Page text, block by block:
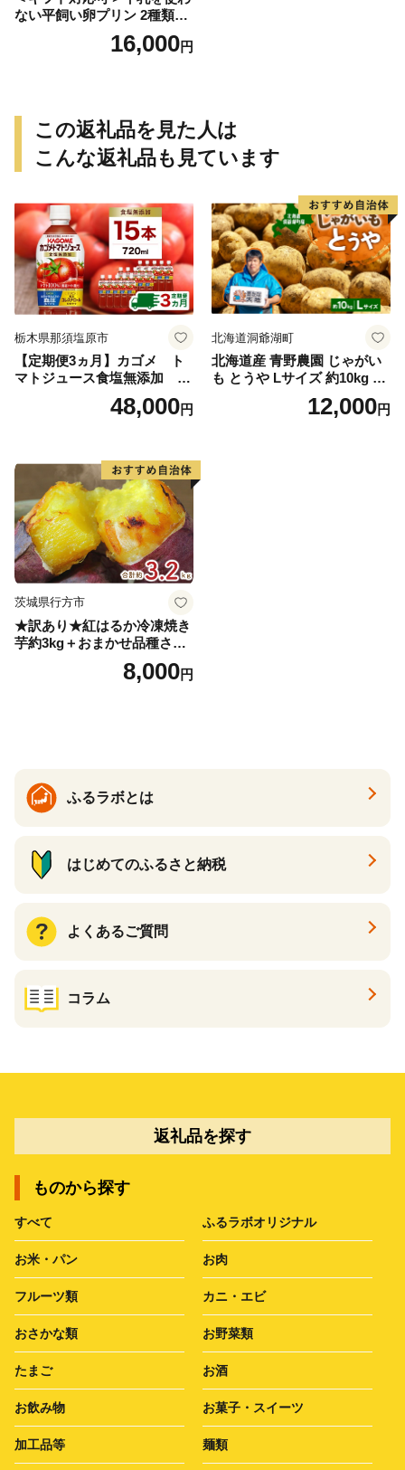
ない平飼い卵プリン 2種類セ
ット計6個 129-F28916,000円
この返礼品を見た人は
こんな返礼品も見ています
栃木県那須塩原市
【定期便3ヵ月】カゴメ ト
マトジュース食塩無添加 72
0ml PET×15本 1ケース 毎月
届く 3ヵ月 3回コース ns001-
48,000円
北海道洞爺湖町
北海道産 青野農園 じゃがい
も とうや Lサイズ 約10kg 20
26年10月初旬～12月下旬頃お
届け 先行予約 北海道 ジャガ
12,000円
茨城県行方市
★訳あり★紅はるか冷凍焼き
芋約3kg＋おまかせ品種さつ
まいも 合計約3.2kg｜さつ
まいも サツマイモ さつま芋
8,000円
ふるラボとは
はじめてのふるさと納税
よくあるご質問
コラム
返礼品を探す
ものから探す
すべて ふるラボオリジナル
お米・パン お肉
フルーツ類 カニ・エビ
おさかな類 お野菜類
たまご お酒
お飲み物 お菓子・スイーツ
加工品等 麺類